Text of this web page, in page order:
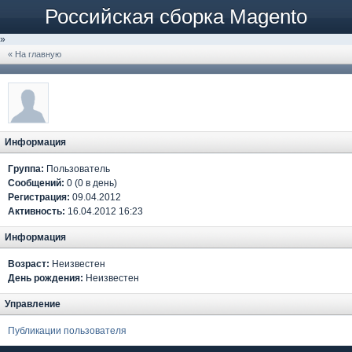
Российская сборка Magento
»
« На главную
Информация
Группа: Пользователь
Сообщений: 0 (0 в день)
Регистрация: 09.04.2012
Активность: 16.04.2012 16:23
Информация
Возраст: Неизвестен
День рождения: Неизвестен
Управление
Публикации пользователя